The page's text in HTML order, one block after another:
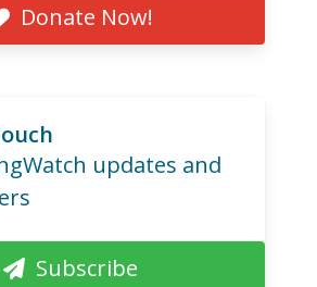
Donate Now!
updates and
Subscribe